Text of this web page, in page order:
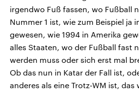
irgendwo Fuß fassen, wo Fußball
Nummer 1 ist, wie zum Beispiel ja
gewesen, wie 1994 in Amerika
alles Staaten, wo der Fußball fast
werden muss oder sich erst mal
Ob das nun in Katar der Fall ist,
anderes als eine Trotz-WM ist,